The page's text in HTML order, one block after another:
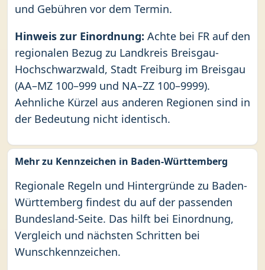
und Gebühren vor dem Termin.
Hinweis zur Einordnung: Achte bei FR auf den
regionalen Bezug zu Landkreis Breisgau-
Hochschwarzwald, Stadt Freiburg im Breisgau
(AA–MZ 100–999 und NA–ZZ 100–9999).
Aehnliche Kürzel aus anderen Regionen sind in
der Bedeutung nicht identisch.
Mehr zu Kennzeichen in Baden-Württemberg
Regionale Regeln und Hintergründe zu Baden-
Württemberg findest du auf der passenden
Bundesland-Seite. Das hilft bei Einordnung,
Vergleich und nächsten Schritten bei
Wunschkennzeichen.